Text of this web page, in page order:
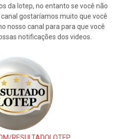
da lotep, no entanto se você não
gostaríamos muito que você
nosso canal para para que você
notificações dos videos.